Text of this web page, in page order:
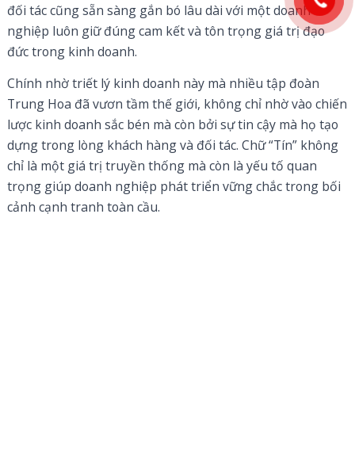
đối tác cũng sẵn sàng gắn bó lâu dài với một doanh
nghiệp luôn giữ đúng cam kết và tôn trọng giá trị đạo
đức trong kinh doanh.
Chính nhờ triết lý kinh doanh này mà nhiều tập đoàn
Trung Hoa đã vươn tầm thế giới, không chỉ nhờ vào chiến
lược kinh doanh sắc bén mà còn bởi sự tin cậy mà họ tạo
dựng trong lòng khách hàng và đối tác. Chữ “Tín” không
chỉ là một giá trị truyền thống mà còn là yếu tố quan
trọng giúp doanh nghiệp phát triển vững chắc trong bối
cảnh cạnh tranh toàn cầu.